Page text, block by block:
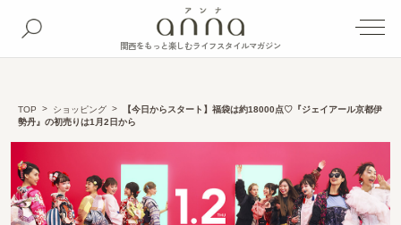
関西をもっと楽しむライフスタイルマガジン
TOP ショッピング
【今日からスタート】福袋は約18000点♡『ジェイアール京都伊
勢丹』の初売りは1月2日から